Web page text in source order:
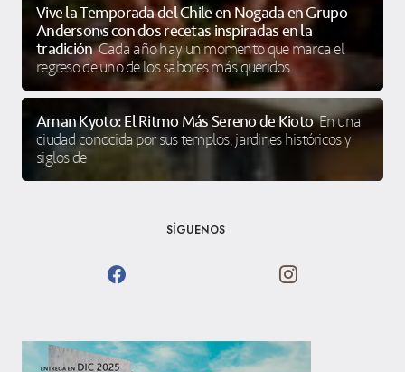
Vive la Temporada del Chile en Nogada en Grupo
Anderson’s con dos recetas inspiradas en la
tradición Cada año hay un momento que marca el
regreso de uno de los sabores más queridos
Aman Kyoto: El Ritmo Más Sereno de Kioto En una
ciudad conocida por sus templos, jardines históricos y
siglos de
SÍGUENOS